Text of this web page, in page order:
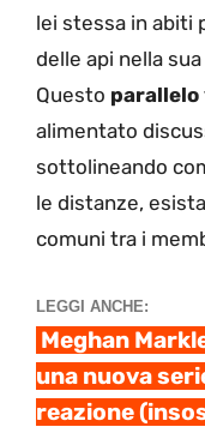
lei stessa in abiti
delle api nella
Questo parallelo
alimentato
sottolineando
le distanze,
comuni tra i
LEGGI ANCHE:
Meghan
una nuova
reazione